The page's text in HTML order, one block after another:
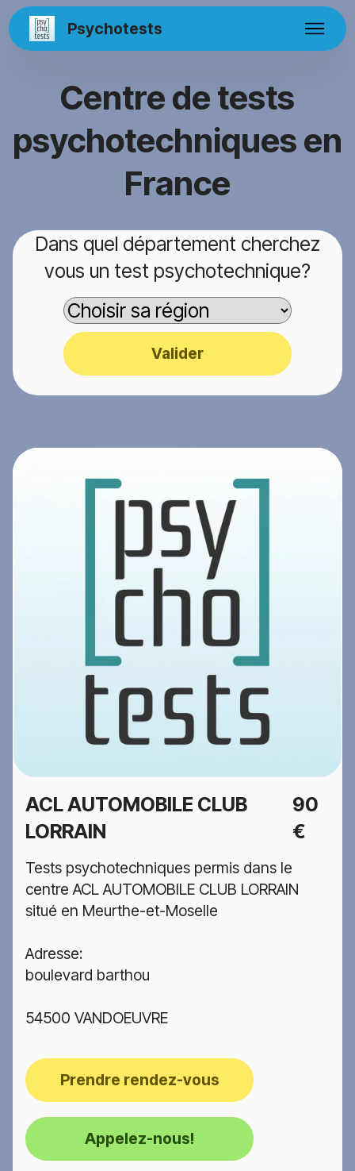
Psychotests
Centre de tests
psychotechniques en
France
Dans quel département cherchez
vous un test psychotechnique?
Valider
ACL AUTOMOBILE CLUB
LORRAIN
90
€
Tests psychotechniques permis dans le
centre ACL AUTOMOBILE CLUB LORRAIN
situé en Meurthe-et-Moselle
Adresse:
boulevard barthou
54500 VANDOEUVRE
Prendre rendez-vous
Appelez-nous!